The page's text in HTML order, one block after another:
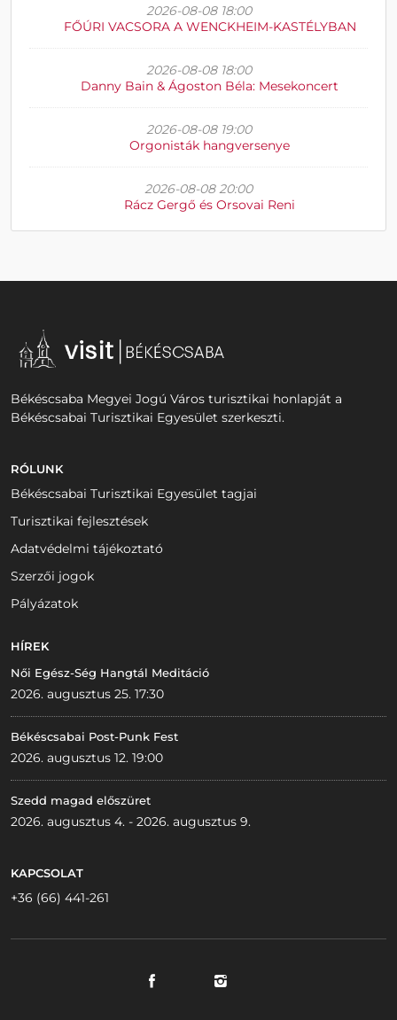
2026-08-08 18:00
FŐÚRI VACSORA A WENCKHEIM-KASTÉLYBAN
2026-08-08 18:00
Danny Bain & Ágoston Béla: Mesekoncert
2026-08-08 19:00
Orgonisták hangversenye
2026-08-08 20:00
Rácz Gergő és Orsovai Reni
Békéscsaba Megyei Jogú Város turisztikai honlapját a
Békéscsabai Turisztikai Egyesület szerkeszti.
RÓLUNK
Békéscsabai Turisztikai Egyesület tagjai
Turisztikai fejlesztések
Adatvédelmi tájékoztató
Szerzői jogok
Pályázatok
HÍREK
Női Egész-Ség Hangtál Meditáció
2026. augusztus 25. 17:30
Békéscsabai Post-Punk Fest
2026. augusztus 12. 19:00
Szedd magad előszüret
2026. augusztus 4. - 2026. augusztus 9.
KAPCSOLAT
+36 (66) 441-261